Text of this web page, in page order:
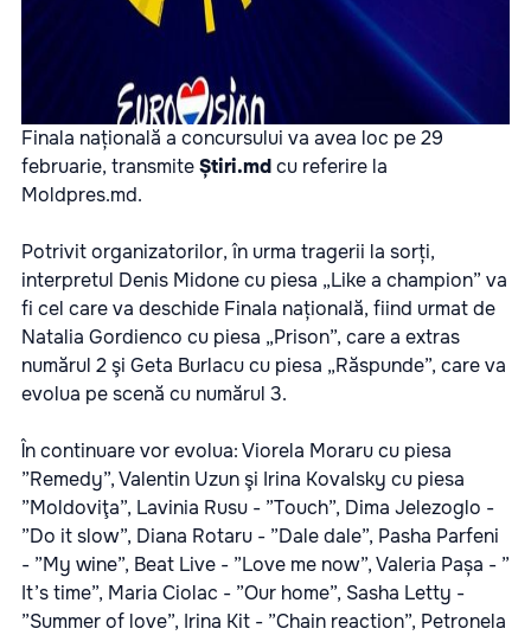
Finala națională a concursului va avea loc pe 29
februarie, transmiteȘtiri.mdcu referire la
Moldpres.md.
Potrivit organizatorilor, în urma tragerii la sorți,
interpretul Denis Midone cu piesa „Like a champion” va
fi cel care va deschide Finala națională, fiind urmat de
Natalia Gordienco cu piesa „Prison”, care a extras
numărul 2 şi Geta Burlacu cu piesa „Răspunde”, care va
evolua pe scenă cu numărul 3.
În continuare vor evolua: Viorela Moraru cu piesa
”Remedy”, Valentin Uzun şi Irina Kovalsky cu piesa
”Moldoviţa”, Lavinia Rusu - ”Touch”, Dima Jelezoglo -
”Do it slow”, Diana Rotaru - ”Dale dale”, Pasha Parfeni
- ”My wine”, Beat Live - ”Love me now”, Valeria Pașa - ”
It’s time”, Maria Ciolac - ”Our home”, Sasha Letty -
”Summer of love”, Irina Kit - ”Chain reaction”, Petronela